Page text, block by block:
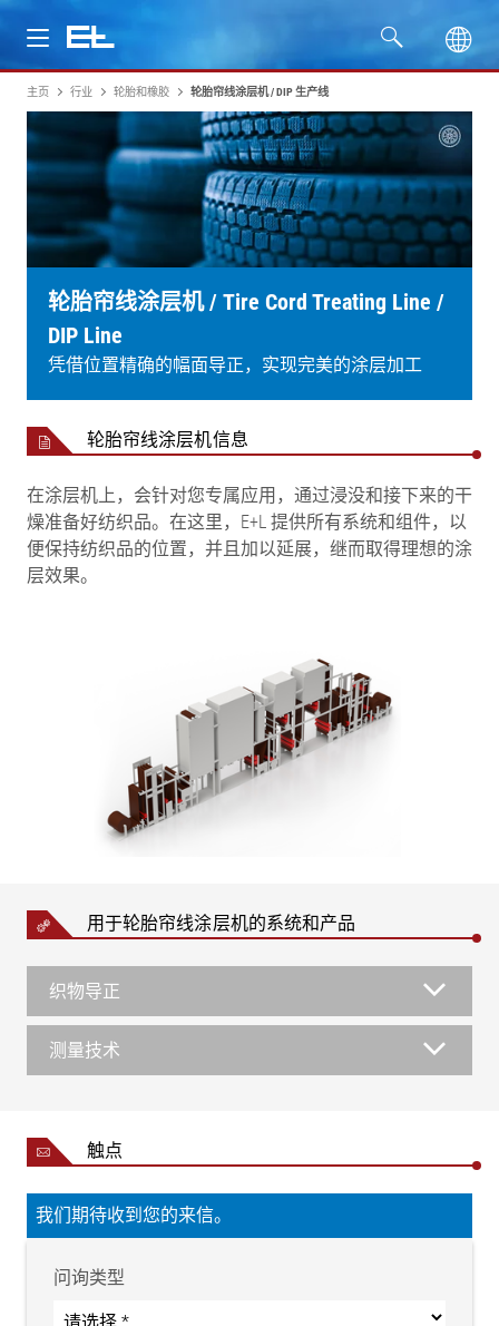
产品
行业
服务
公司
主页 行业 轮胎和橡胶 轮胎帘线涂层机 / DIP 生产线
轮胎帘线涂层机 / Tire Cord Treating Line /
DIP Line
凭借位置精确的幅面导正，实现完美的涂层加工
轮胎帘线涂层机信息
在涂层机上，会针对您专属应用，通过浸没和接下来的干
燥准备好纺织品。在这里，E+L 提供所有系统和组件，以
便保持纺织品的位置，并且加以延展，继而取得理想的涂
层效果。
用于轮胎帘线涂层机的系统和产品
织物导正
测量技术
触点
我们期待收到您的来信。
问询类型